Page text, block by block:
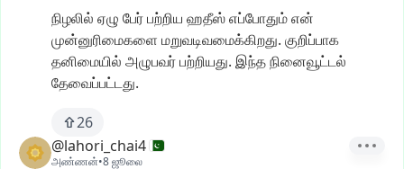
நிழலில் ஏழு பேர்பற்றிய ஹதீஸ்எப்போதும்என்
முன்னுரிமைகளை மறுவடிவமைக்கிறது. குறிப்பாக
தனிமையில் அழுபவர்பற்றியது. இந்தநினைவூட்டல்
தேவைப்பட்டது.
26
@lahori_chai4
அண்ணன்•8 ஜூலை